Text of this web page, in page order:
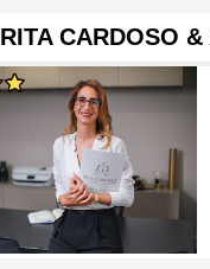
RITA CARDOSO